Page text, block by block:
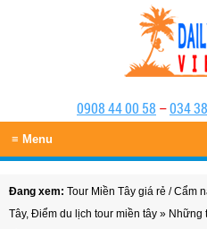
0908 44 00 58 –034
≡ Menu
Đang xem: Tour Miền Tây giá rẻ /Cẩm
Tây, Điểm du lịch tour miền tây » Những